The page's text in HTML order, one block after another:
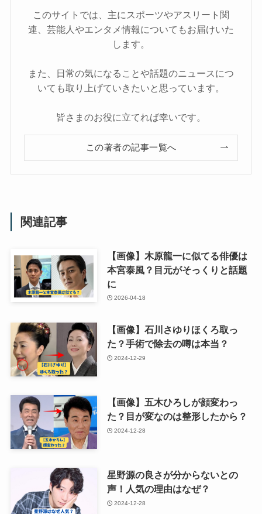
このサイトでは、主にスポーツやアスリート関
連、芸能人やエンタメ情報についてもお届けいた
します。
また、日常の気になることや話題のニュースにつ
いても取り上げていきたいと思っています。
皆さまのお役に立てれば幸いです。
この著者の記事一覧へ
関連記事
【画像】木原龍一に似てる俳優は
本宮泰風？目元がそっくりと話題
に
2026-04-18
【画像】石川さゆりほくろ取っ
た？手術で除去の噂は本当？
2024-12-29
【画像】五木ひろしが顔変わっ
た？目が変なのは整形したから？
2024-12-28
星野源の良さが分からないとの
声！人気の理由はなぜ？
2024-12-28